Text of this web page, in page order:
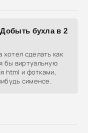
бухла в 2
хотел сделать как
бы виртуальную
html и фотками,
сименсе.